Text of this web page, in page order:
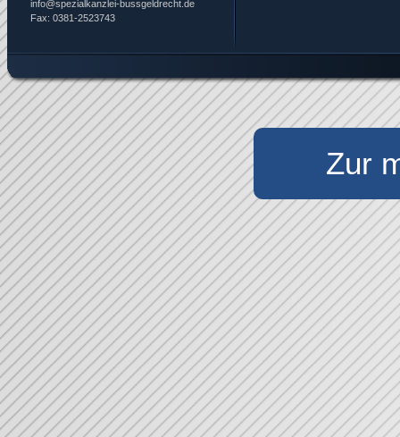
info@spezialkanzlei-bussgeldrecht.de
Fax: 0381-2523743
Zur